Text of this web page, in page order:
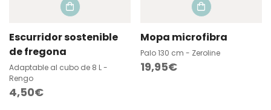
Escurridor sostenible
de fregona
Adaptable al cubo de 8 L -
Rengo
Precio
4,50€
Mopa microfibra
Palo 130 cm - Zeroline
Precio
19,95€